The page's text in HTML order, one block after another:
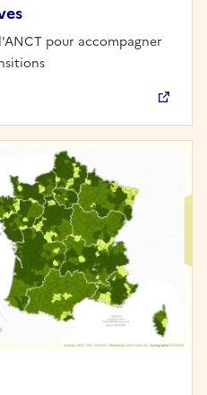
pour accompagner